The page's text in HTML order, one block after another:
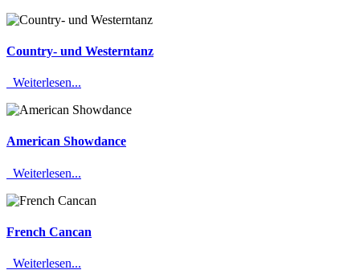
Country- und Westerntanz
Weiterlesen...
American Showdance
Weiterlesen...
French Cancan
Weiterlesen...